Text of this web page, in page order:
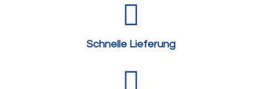
Schnelle Lieferung